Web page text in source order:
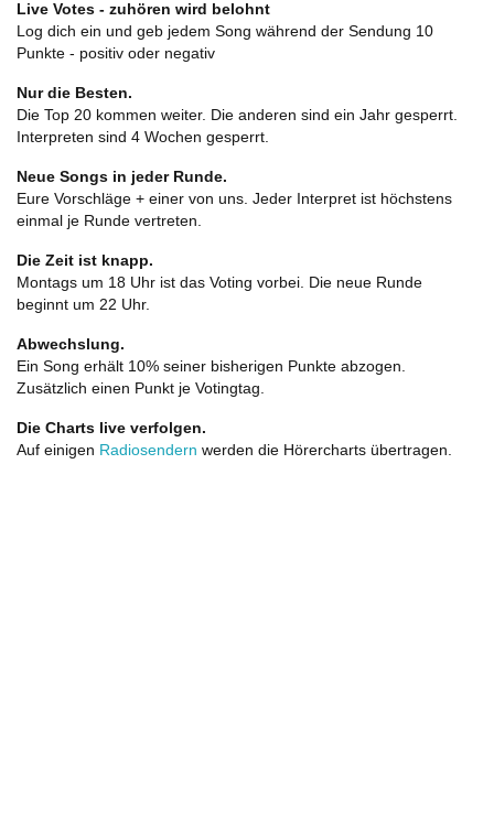
Live Votes - zuhören wird belohnt
Log dich ein und geb jedem Song während der Sendung 10
Punkte - positiv oder negativ
Nur die Besten.
Die Top 20 kommen weiter. Die anderen sind ein Jahr gesperrt.
Interpreten sind 4 Wochen gesperrt.
Neue Songs in jeder Runde.
Eure Vorschläge + einer von uns. Jeder Interpret ist höchstens
einmal je Runde vertreten.
Die Zeit ist knapp.
Montags um 18 Uhr ist das Voting vorbei. Die neue Runde
beginnt um 22 Uhr.
Abwechslung.
Ein Song erhält 10% seiner bisherigen Punkte abzogen.
Zusätzlich einen Punkt je Votingtag.
Die Charts live verfolgen.
Auf einigen Radiosendern werden die Hörercharts übertragen.